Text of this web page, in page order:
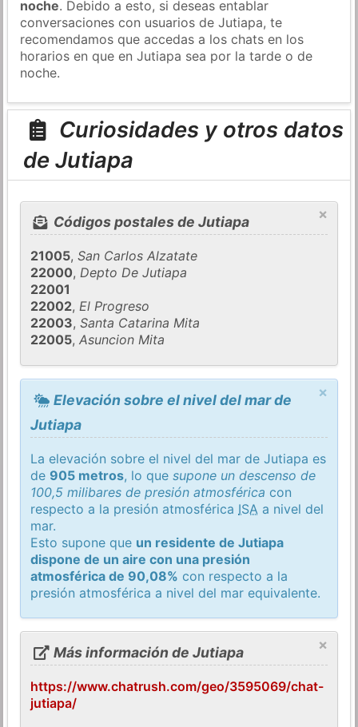
noche. Debido a esto, si deseas entablar
conversaciones con usuarios de Jutiapa, te
recomendamos que accedas a los chats en los
horarios en que en Jutiapa sea por la tarde o de
noche.
Curiosidades y otros datos
de Jutiapa
×
Códigos postales de Jutiapa
21005,San Carlos Alzatate
22000,Depto De Jutiapa
22001
22002,El Progreso
22003,Santa Catarina Mita
22005,Asuncion Mita
×
Elevación sobre el nivel del mar de
Jutiapa
La elevación sobre el nivel del mar de Jutiapa es
de905 metros, lo quesupone un descenso de
100,5 milibares de presión atmosférica con
respecto a la presión atmosférica ISA a nivel del
mar.
Esto supone que un residente de Jutiapa
dispone de un aire con una presión
atmosférica de 90,08% con respecto a la
presión atmosférica a nivel del mar equivalente.
×
Más información de Jutiapa
https://www.chatrush.com/geo/3595069/chat-
jutiapa/